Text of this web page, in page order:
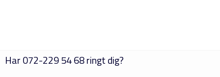
Har072-229 54 68ringt dig?